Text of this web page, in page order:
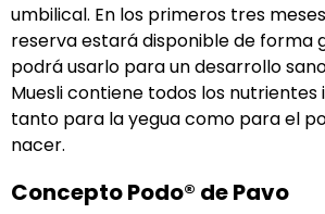
umbilical. En los primeros tres
reserva estará disponible de forma
podrá usarlo para un desarrollo
Muesli contiene todos los
tanto para la yegua como para el
nacer.
Concepto Podo® de Pavo